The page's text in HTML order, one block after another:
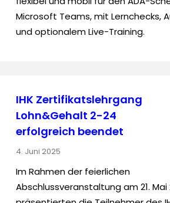
Microsoft Teams, mit Lernchecks,
und optionalem Live-Training.
IHK Zertifikatslehrgang
Lohn&Gehalt 2-24
erfolgreich beendet
4. Juni 2025
Im Rahmen der feierlichen
Abschlussveranstaltung am 21. Mai